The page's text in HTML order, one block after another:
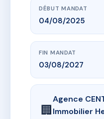
DÉBUT MANDAT
04/08/2025
FIN MANDAT
03/08/2027
🏢
Agence
Immobilier